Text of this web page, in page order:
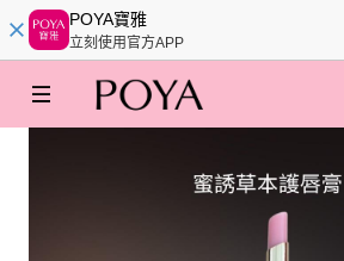
POYA寶雅
立刻使用官方APP